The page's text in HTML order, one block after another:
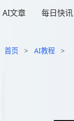
AI文章 每日快讯
首页 > AI教程 >